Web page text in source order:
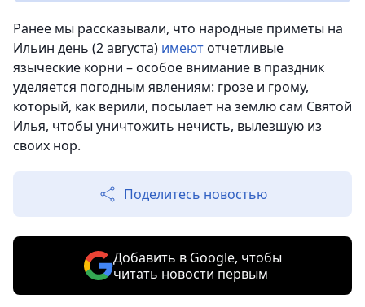
Ранее мы рассказывали, что народные приметы на
Ильин день (2 августа) имеютотчетливые
языческие корни – особое внимание в праздник
уделяется погодным явлениям: грозе и грому,
который, как верили, посылает на землю сам Святой
Илья, чтобы уничтожить нечисть, вылезшую из
своих нор.
Поделитесь новостью
Добавить в Google, чтобы
читать новости первым